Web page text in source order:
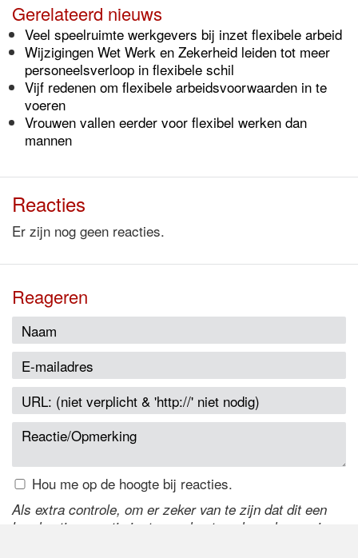
Gerelateerd nieuws
Veel speelruimte werkgevers bij inzet flexibele arbeid
Wijzigingen Wet Werk en Zekerheid leiden tot meer
personeelsverloop in flexibele schil
Vijf redenen om flexibele arbeidsvoorwaarden in te
voeren
Vrouwen vallen eerder voor flexibel werken dan
mannen
Reacties
Er zijn nog geen reacties.
Reageren
Hou me op de hoogte bij reacties.
Als extra controle, om er zeker van te zijn dat dit een
handmatige reactie is, typ onderstaande code over in